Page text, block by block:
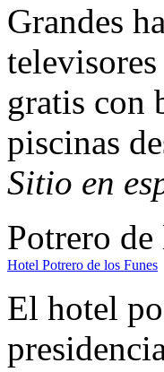
Grandes
gratis con
piscinas
Sitio en
Potrero de
Hotel Potrero de los Funes
El hotel